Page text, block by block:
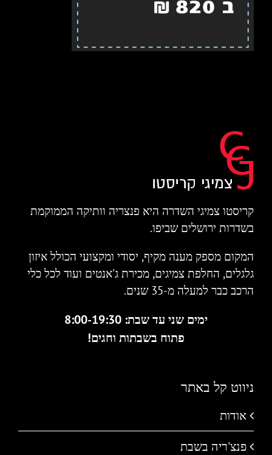
קריסטו צמיגי השדרה היא פנצריה וותיקה הממוקמת
בשדרות ירושלים שביפו.
המקום מספק מענה מקיף, יסודי ומקצועי הכולל איזון
גלגלים, החלפת צמיגים, מכירת ג'אנטים ועוד לכל כלי
הרכב כבר למעלה מ-35 שנים.
ימים שני עד שבת: 8:00-19:30
פתוח בשבתות וחגים!
ניווט קל באתר
אודות
פנצ'ריה בשבת